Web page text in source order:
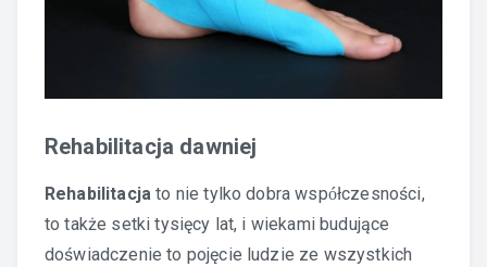
Rehabilitacja dawniej
Rehabilitacjato nie tylko dobra współczesności,
to także setki tysięcy lat, i wiekami budujące
doświadczenie to pojęcie ludzie ze wszystkich